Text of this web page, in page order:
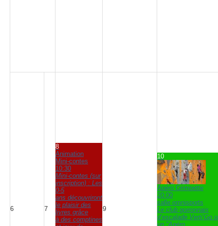
6 7
8
Animation
Mini-contes
10:30
Mini-contes (sur
inscription) : Les
0-5
ans découvriront
le plaisir des
livres grâce
à des comptines
9
10
Apéro Grimpette
20:00
salle omnisports
Le club gorronnais
d’escalade Verti’Go
un "Apéro